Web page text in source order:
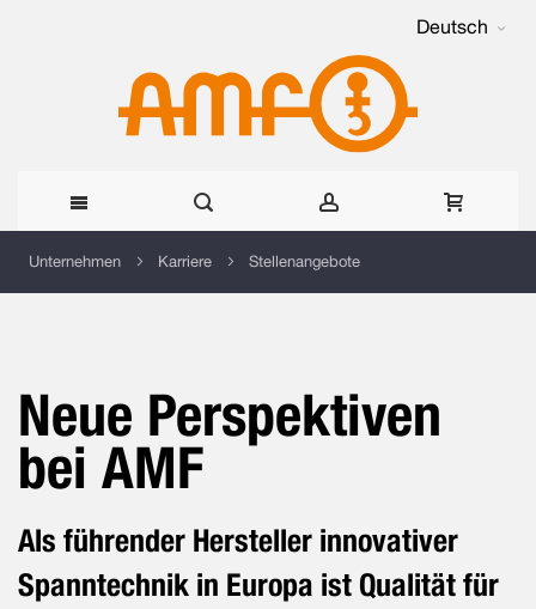
Deutsch
Direkt
Unternehmen Karriere Stellenangebote
Neue Perspektiven
bei AMF
Als führender Hersteller innovativer
Spanntechnik in Europa ist Qualität für